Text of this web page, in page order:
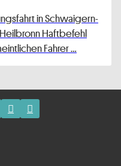
in Schwaigern-
Haftbefehl
Fahrer …